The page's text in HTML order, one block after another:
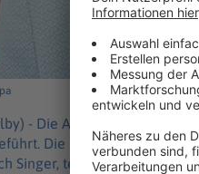
- Die AfD-Fraktion im
Die bisherige
Singer, teilte die AfD nach